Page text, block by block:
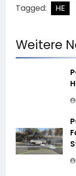
Tagged: HE
Weitere